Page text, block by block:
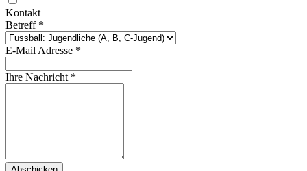
Kontakt
Betreff *
E-Mail Adresse *
Ihre Nachricht *